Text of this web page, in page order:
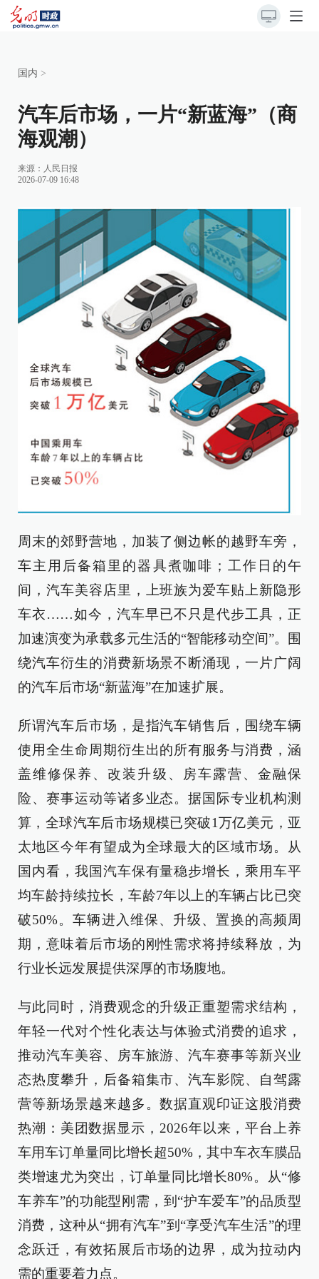
国内 >
汽车后市场，一片“新蓝海”（商
海观潮）
来源： 人民日报
2026-07-09 16:48
周末的郊野营地，加装了侧边帐的越野车旁，
车主用后备箱里的器具煮咖啡；工作日的午
间，汽车美容店里，上班族为爱车贴上新隐形
车衣……如今，汽车早已不只是代步工具，正
加速演变为承载多元生活的“智能移动空间”。围
绕汽车衍生的消费新场景不断涌现，一片广阔
的汽车后市场“新蓝海”在加速扩展。
所谓汽车后市场，是指汽车销售后，围绕车辆
使用全生命周期衍生出的所有服务与消费，涵
盖维修保养、改装升级、房车露营、金融保
险、赛事运动等诸多业态。据国际专业机构测
算，全球汽车后市场规模已突破1万亿美元，亚
太地区今年有望成为全球最大的区域市场。从
国内看，我国汽车保有量稳步增长，乘用车平
均车龄持续拉长，车龄7年以上的车辆占比已突
破50%。车辆进入维保、升级、置换的高频周
期，意味着后市场的刚性需求将持续释放，为
行业长远发展提供深厚的市场腹地。
与此同时，消费观念的升级正重塑需求结构，
年轻一代对个性化表达与体验式消费的追求，
推动汽车美容、房车旅游、汽车赛事等新兴业
态热度攀升，后备箱集市、汽车影院、自驾露
营等新场景越来越多。数据直观印证这股消费
热潮：美团数据显示，2026年以来，平台上养
车用车订单量同比增长超50%，其中车衣车膜品
类增速尤为突出，订单量同比增长80%。从“修
车养车”的功能型刚需，到“护车爱车”的品质型
消费，这种从“拥有汽车”到“享受汽车生活”的理
念跃迁，有效拓展后市场的边界，成为拉动内
需的重要着力点。